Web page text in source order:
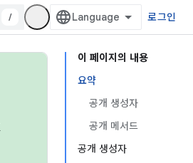
/ 로그인
이 페이지의 내용
요약
공개 생성자
공개 메서드
공개 생성자